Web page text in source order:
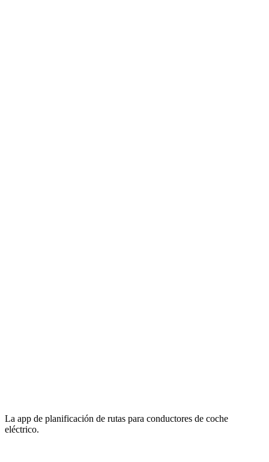
La app de planificación de rutas para conductores de coche
eléctrico.